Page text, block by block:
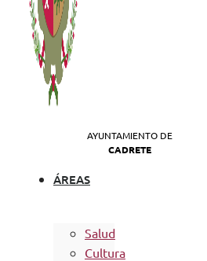
AYUNTAMIENTO DE
CADRETE
ÁREAS
Salud
Cultura